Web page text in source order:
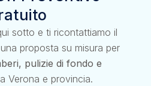
sotto e ti ricontattiamo il
proposta su misura per
pulizie di fondo e
a Verona e provincia.